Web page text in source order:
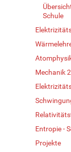
Schule
Mechanik 2
Entropie -
Projekte